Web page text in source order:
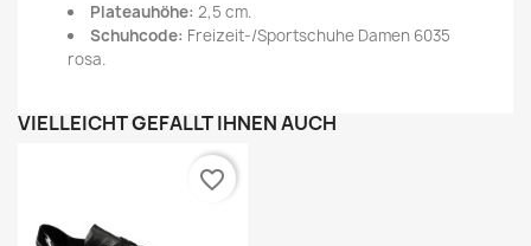
Plateauhöhe: 2,5 cm.
Schuhcode: Freizeit-/Sportschuhe Damen 6035
rosa.
VIELLEICHT GEFÄLLT IHNEN AUCH
favorite_border